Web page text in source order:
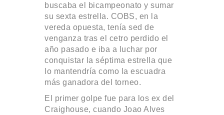
buscaba el bicampeonato y sumar
su sexta estrella. COBS, en la
vereda opuesta, tenía sed de
venganza tras el cetro perdido el
año pasado e iba a luchar por
conquistar la séptima estrella que
lo mantendría como la escuadra
más ganadora del torneo.
El primer golpe fue para los ex del
Craighouse, cuando Joao Alves